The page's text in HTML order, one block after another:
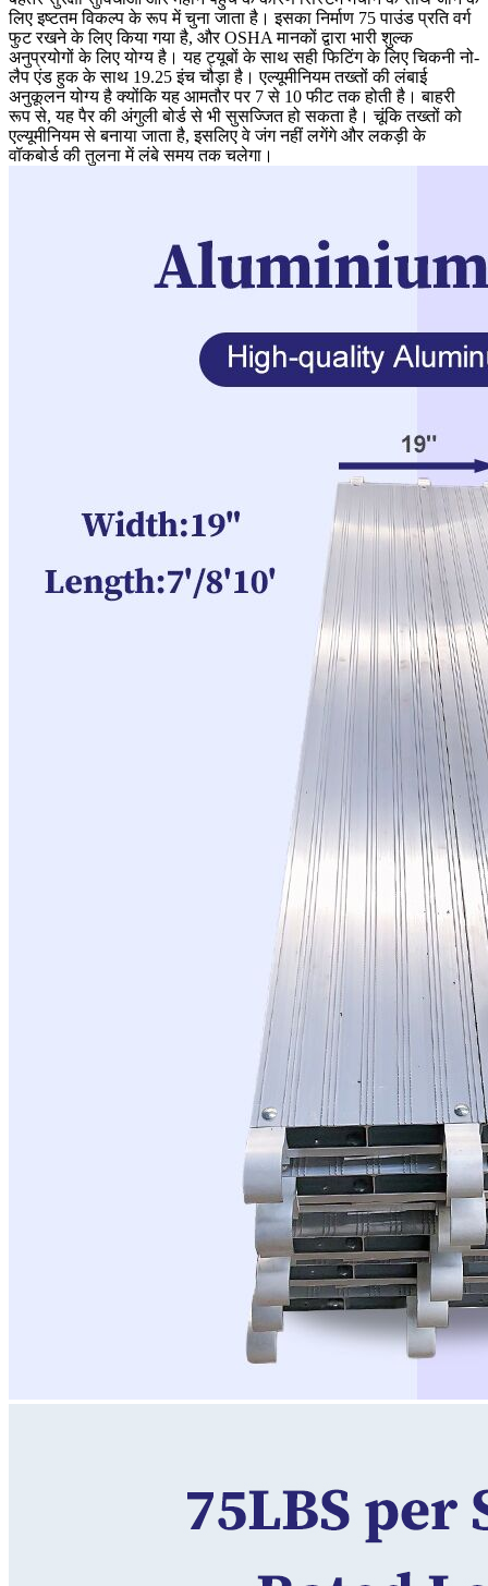
लिए इष्टतम विकल्प के रूप में चुना जाता है। इसका निर्माण 75 पाउंड प्रति वर्ग
फुट रखने के लिए किया गया है, और OSHA मानकों द्वारा भारी शुल्क
अनुप्रयोगों के लिए योग्य है। यह ट्यूबों के साथ सही फिटिंग के लिए चिकनी नो-
लैप एंड हुक के साथ 19.25 इंच चौड़ा है। एल्यूमीनियम तख्तों की लंबाई
अनुकूलन योग्य है क्योंकि यह आमतौर पर 7 से 10 फीट तक होती है। बाहरी
रूप से, यह पैर की अंगुली बोर्ड से भी सुसज्जित हो सकता है। चूंकि तख्तों को
एल्यूमीनियम से बनाया जाता है, इसलिए वे जंग नहीं लगेंगे और लकड़ी के
वॉकबोर्ड की तुलना में लंबे समय तक चलेगा।